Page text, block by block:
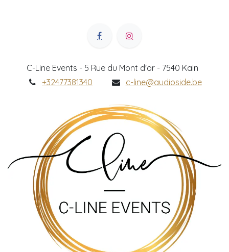
C-Line Events - 5 Rue du Mont d'or - 7540 Kain
+32477381340
c-line@audioside.be